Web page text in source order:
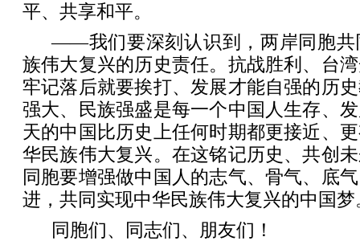
平、共享和平。
——我们要深刻认识到，两岸同胞共
族伟大复兴的历史责任。抗战胜利、台
牢记落后就要挨打、发展才能自强的历
强大、民族强盛是每一个中国人生存、
天的中国比历史上任何时期都更接近、
华民族伟大复兴。在这铭记历史、共创
同胞要增强做中国人的志气、骨气、底
进，共同实现中华民族伟大复兴的中国梦
同胞们、同志们、朋友们！